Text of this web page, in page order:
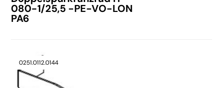
080-1/25,5 -PE-VO-LON
PA6
0251.0112.0144